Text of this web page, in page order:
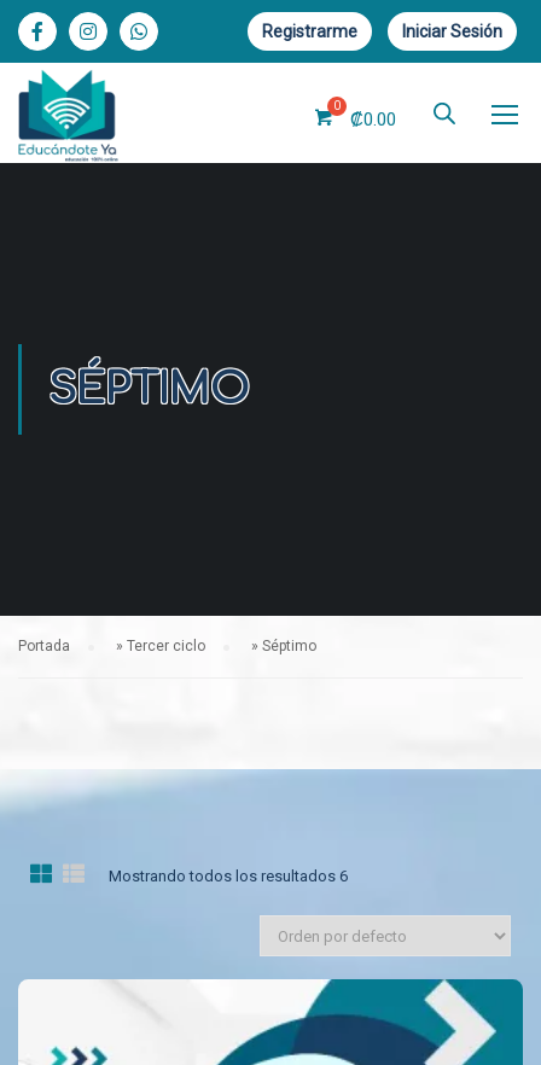
Registrarme Iniciar Sesión
₡0.00
SÉPTIMO
Portada » Tercer ciclo » Séptimo
Mostrando todos los resultados 6